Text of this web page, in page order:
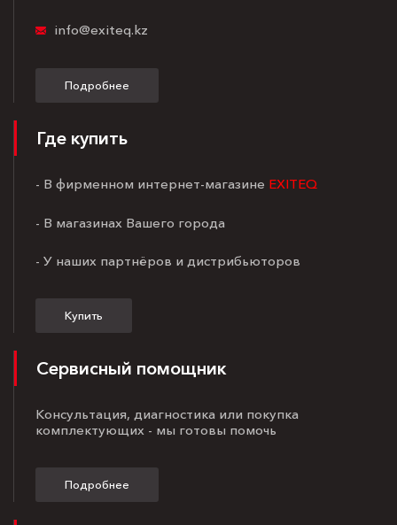
info@exiteq.kz
Подробнее
Где купить
- В фирменном интернет-магазине EXITEQ
- В магазинах Вашего города
- У наших партнёров и дистрибьюторов
Купить
Сервисный помощник
Консультация, диагностика или покупка
комплектующих - мы готовы помочь
Подробнее